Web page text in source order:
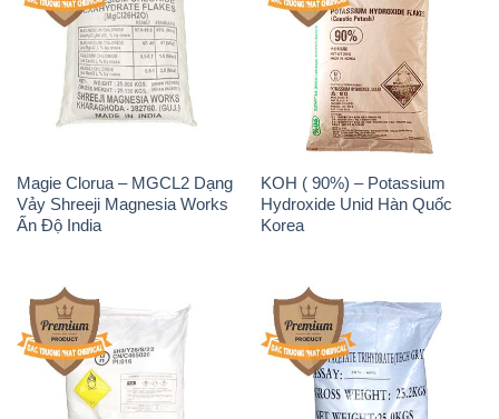
Magie Clorua – MGCL2 Dạng
Vảy Shreeji Magnesia Works
Ấn Độ India
KOH ( 90%) – Potassium
Hydroxide Unid Hàn Quốc
Korea